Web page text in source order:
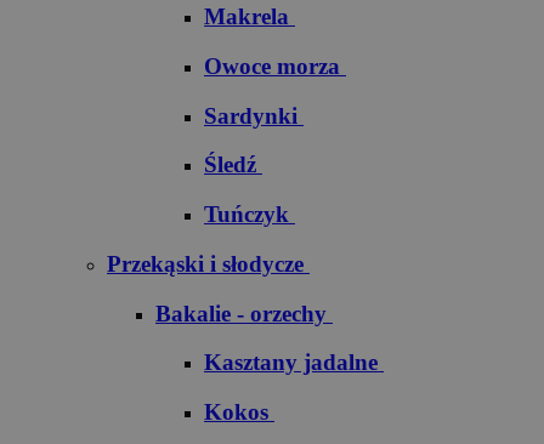
Makrela
Owoce morza
Sardynki
Śledź
Tuńczyk
Przekąski i słodycze
Bakalie - orzechy
Kasztany jadalne
Kokos